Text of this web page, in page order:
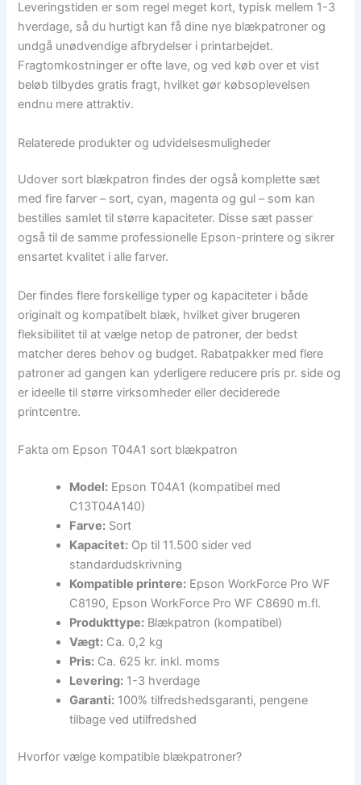
Leveringstiden er som regel meget kort, typisk mellem 1-3
hverdage, så du hurtigt kan få dine nye blækpatroner og
undgå unødvendige afbrydelser i printarbejdet.
Fragtomkostninger er ofte lave, og ved køb over et vist
beløb tilbydes gratis fragt, hvilket gør købsoplevelsen
endnu mere attraktiv.
Relaterede produkter og udvidelsesmuligheder
Udover sort blækpatron findes der også komplette sæt
med fire farver – sort, cyan, magenta og gul – som kan
bestilles samlet til større kapaciteter. Disse sæt passer
også til de samme professionelle Epson-printere og sikrer
ensartet kvalitet i alle farver.
Der findes flere forskellige typer og kapaciteter i både
originalt og kompatibelt blæk, hvilket giver brugeren
fleksibilitet til at vælge netop de patroner, der bedst
matcher deres behov og budget. Rabatpakker med flere
patroner ad gangen kan yderligere reducere pris pr. side og
er ideelle til større virksomheder eller deciderede
printcentre.
Fakta om Epson T04A1 sort blækpatron
Model: Epson T04A1 (kompatibel med
C13T04A140)
Farve: Sort
Kapacitet: Op til 11.500 sider ved
standardudskrivning
Kompatible printere: Epson WorkForce Pro WF
C8190, Epson WorkForce Pro WF C8690 m.fl.
Produkttype: Blækpatron (kompatibel)
Vægt: Ca. 0,2 kg
Pris: Ca. 625 kr. inkl. moms
Levering: 1-3 hverdage
Garanti: 100% tilfredshedsgaranti, pengene
tilbage ved utilfredshed
Hvorfor vælge kompatible blækpatroner?